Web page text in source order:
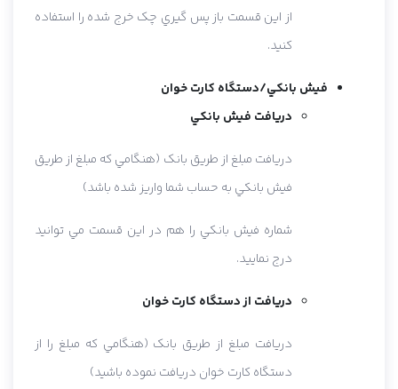
از اين قسمت باز پس گيري چک خرج شده را استفاده
کنيد.
فيش بانکي/دستگاه کارت خوان
دريافت فيش بانکي
دريافت مبلغ از طريق بانک (هنگامي که مبلغ از طريق
فيش بانکي به حساب شما واريز شده باشد)
شماره فيش بانکي را هم در اين قسمت مي توانيد
درج نماييد.
دريافت از دستگاه کارت خوان
دريافت مبلغ از طريق بانک (هنگامي که مبلغ را از
دستگاه کارت خوان دريافت نموده باشيد)